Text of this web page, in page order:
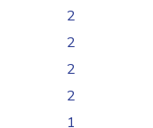
2
2
2
2
1